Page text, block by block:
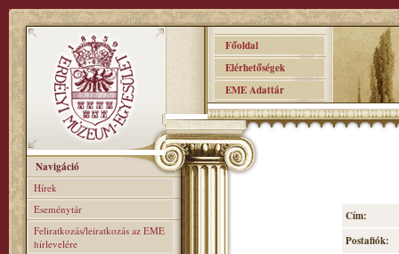
Főoldal
Elérhetőségek
EME Adattár
Navigáció
Hírek
Eseménytár
Feliratkozás/leiratkozás az EME
hírlevelére
Cím:
Postafiók: